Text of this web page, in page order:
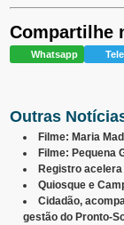
Compartilhe
Whatsapp
Outras
Filme: Maria
Filme: Pequena
Registro
Quiosque e
Cidadão,
gestão do Pronto-